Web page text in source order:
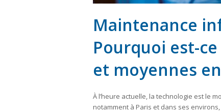
Maintenance
Pourquoi est-
et moyennes
À l’heure actuelle, la technologie est le
notamment à Paris et dans ses